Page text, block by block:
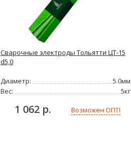
Сварочные электроды Тольятти ЦТ-15
d5,0
Диаметр:
5.0мм
Вес:
5кг
1 062 р. Возможен ОПТ!